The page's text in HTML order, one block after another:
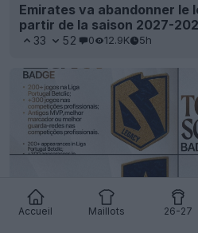
Accueil Maillots 26-27
Emirates va abandonner le
partir de la saison 2027-
33 52 0 12.9K 5h